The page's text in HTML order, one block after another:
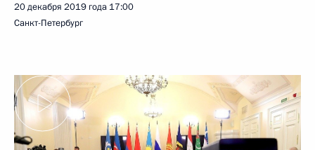
20 декабря 2019 года 17:00
Санкт-Петербург